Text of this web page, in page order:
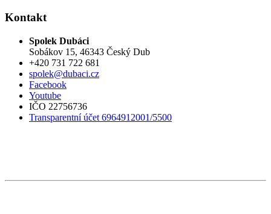
Kontakt
Spolek Dubáci
Sobákov 15, 46343 Český Dub
+420 731 722 681
spolek@dubaci.cz
Facebook
Youtube
IČO 22756736
Transparentní účet 6964912001/5500